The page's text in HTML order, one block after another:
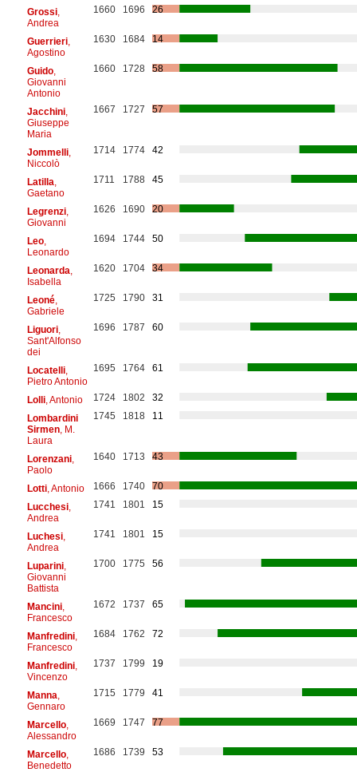
Grossi,
Andrea
1660 1696 26
Guerrieri,
Agostino
1630 1684 14
Guido,
Giovanni
Antonio
1660 1728 58
Jacchini,
Giuseppe
Maria
1667 1727 57
Jommelli,
Niccolò
1714 1774 42
Latilla
Gaetano
1711 1788 45
Legrenzi,
Giovanni
1626 1690 20
Leo,
Leonardo
1694 1744 50
Leonarda
Isabella
1620 1704 34
Leoné,
Gabriele
1725 1790 31
Liguori,
Sant'Alfonso
dei
1696 1787 60
Locatelli,
Pietro Antonio
1695 1764 61
Lolli, Antonio 1724 1802
32
Lombardini
Sirmen, M.
Laura
1745 1818 11
Lorenzani,
Paolo
1640 1713 43
Lotti, Antonio 1666 1740
70
Lucchesi,
Andrea
1741 1801 15
Luchesi,
Andrea
1741 1801 15
Luparini,
Giovanni
Battista
1700 1775 56
Mancini,
Francesco
1672 1737 65
Manfredini,
Francesco
1684 1762 72
Manfredini,
Vincenzo
1737 1799 19
Manna
Gennaro
1715 1779 41
Marcello,
Alessandro
1669 1747 77
Marcello,
Benedetto
1686 1739 53